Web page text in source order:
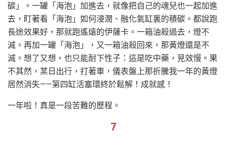
碳」。一罐「海泡」加進去，就像把自己的魂兒也一起加進
去，盯著看「海泡」如何浸潤、融化氣缸裏的積碳。都說跑
長途效果好，那就跑遙遠的伊薩卡。一箱油殺過去，燈不
滅。再加一罐「海泡」，又一箱油殺回來，那黃燈還是不
滅。想了又想，也只能耐下性子：這是吃中藥，見效慢。果
不其然，某日出行，打著車，儀表盤上那折騰我一年的黃燈
居然消失——第四缸活塞環終於鬆解！成就感！
一年啦！真是一段苦難的歷程。
7